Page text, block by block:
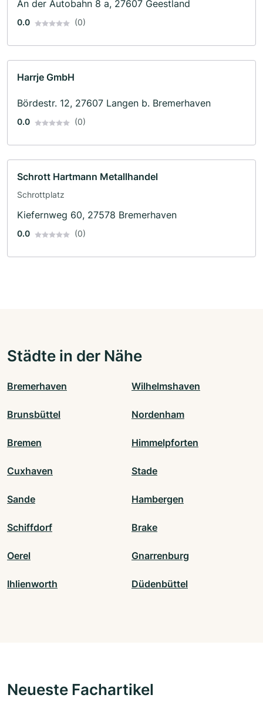
An der Autobahn 8 a, 27607 Geestland
0.0 (0)
Harrje GmbH
Bördestr. 12, 27607 Langen b. Bremerhaven
0.0 (0)
Schrott Hartmann Metallhandel
Schrottplatz
Kiefernweg 60, 27578 Bremerhaven
0.0 (0)
Städte in der Nähe
Bremerhaven Wilhelmshaven
Brunsbüttel Nordenham
Bremen Himmelpforten
Cuxhaven Stade
Sande Hambergen
Schiffdorf Brake
Oerel Gnarrenburg
Ihlienworth Düdenbüttel
Neueste Fachartikel